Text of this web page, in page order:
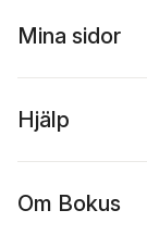
Mina sidor
Hjälp
Om Bokus